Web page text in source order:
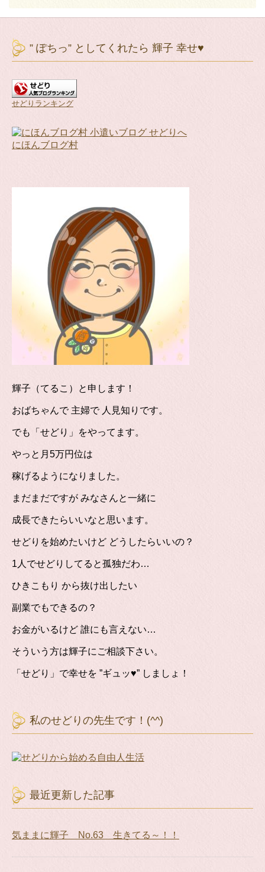
” ぽちっ” としてくれたら 輝子 幸せ♥
せどりランキング
にほんブログ村
輝子（てるこ）と申します！
おばちゃんで 主婦で 人見知りです。
でも「せどり」をやってます。
やっと月5万円位は
稼げるようになりました。
まだまだですが みなさんと一緒に
成長できたらいいなと思います。
せどりを始めたいけど どうしたらいいの？
1人でせどりしてると孤独だわ…
ひきこもり から抜け出したい
副業でもできるの？
お金がいるけど 誰にも言えない…
そういう方は輝子にご相談下さい。
「せどり」で幸せを ”ギュッ♥” しましょ！
私のせどりの先生です！(^^)
最近更新した記事
気ままに輝子 No.63 生きてる～！！